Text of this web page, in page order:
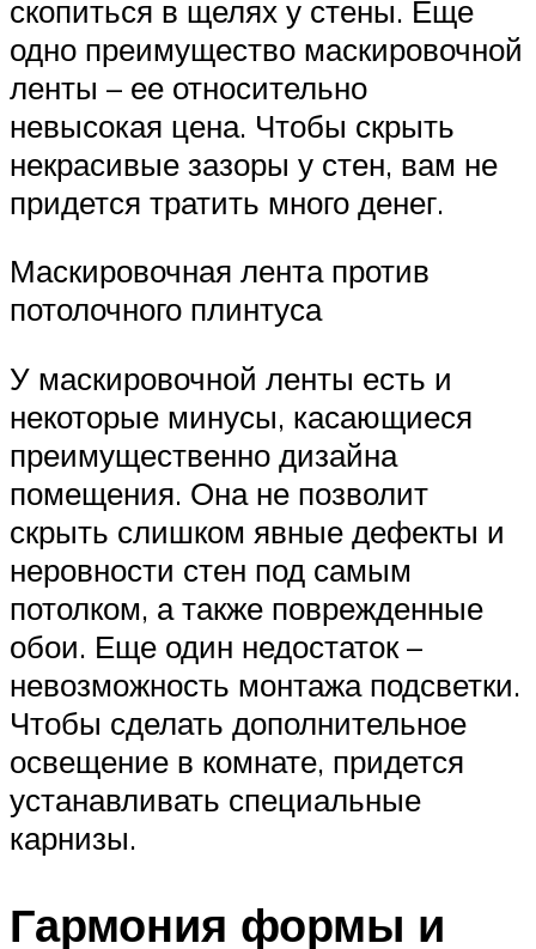
скопиться в щелях у стены. Еще
одно преимущество маскировочной
ленты – ее относительно
невысокая цена. Чтобы скрыть
некрасивые зазоры у стен, вам не
придется тратить много денег.
Маскировочная лента против
потолочного плинтуса
У маскировочной ленты есть и
некоторые минусы, касающиеся
преимущественно дизайна
помещения. Она не позволит
скрыть слишком явные дефекты и
неровности стен под самым
потолком, а также поврежденные
обои. Еще один недостаток –
невозможность монтажа подсветки.
Чтобы сделать дополнительное
освещение в комнате, придется
устанавливать специальные
карнизы.
Гармония формы и